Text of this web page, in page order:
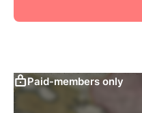
Paid-members only